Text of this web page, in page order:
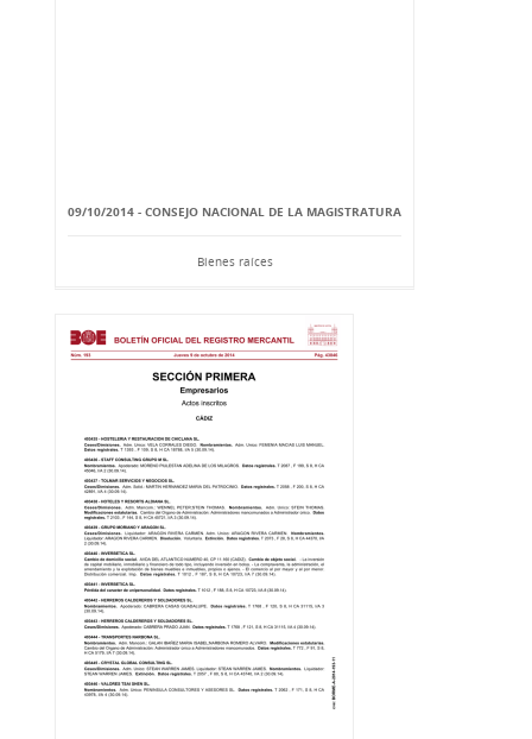
09/10/2014 - CONSEJO NACIONAL DE LA MAGISTRATURA
Bienes raíces